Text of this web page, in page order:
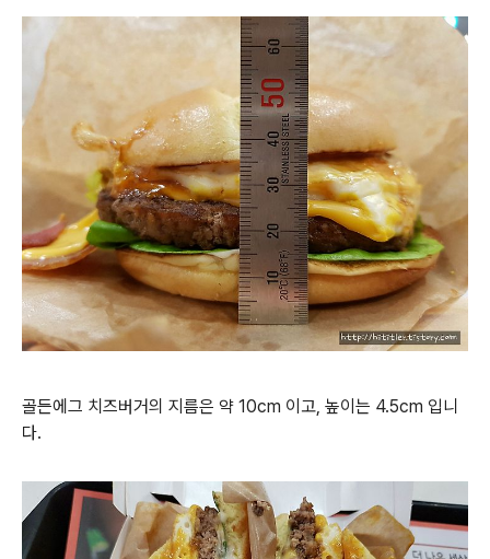
골든에그 치즈버거의 지름은 약 10cm 이고, 높이는 4.5cm 입니
다.